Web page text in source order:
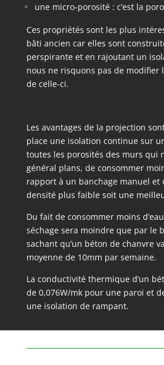
une micro-porosité : c’est la
Ces propriétés sont les plus
bâti ancien car elles sont
perspirante et en rajoutant un
nous ne risquons pas de modifier
de celle-ci.
Les avantages de la projection
place une isolation continue sur
toutes les porosités des murs qui
général plans, de consommer
rapport à un banchage manuel et
densité plus faible soit une
Du fait de consommer moins
séchage sera moindre que par le
sachant qu’un béton de chanvre
moyenne de 10mm par semaine.
La conductivité thermique d’un
de 0,076W/mk pour une paroi et
une isolation de rampant.